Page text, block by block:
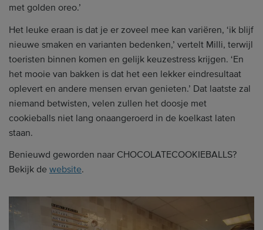
met golden oreo.’
Het leuke eraan is dat je er zoveel mee kan variëren, ‘ik blijf
nieuwe smaken en varianten bedenken,’ vertelt Milli, terwijl
toeristen binnen komen en gelijk keuzestress krijgen. ‘En
het mooie van bakken is dat het een lekker eindresultaat
oplevert en andere mensen ervan genieten.’ Dat laatste zal
niemand betwisten, velen zullen het doosje met
cookieballs niet lang onaangeroerd in de koelkast laten
staan.
Benieuwd geworden naar CHOCOLATECOOKIEBALLS?
Bekijk de website.